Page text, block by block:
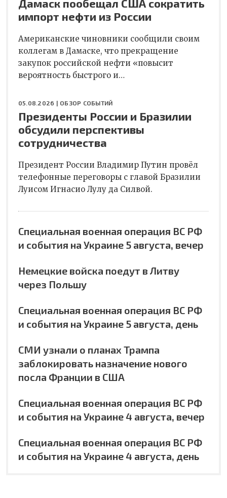
Дамаск пообещал США сократить
импорт нефти из России
Американские чиновники сообщили своим
коллегам в Дамаске, что прекращение
закупок российской нефти «повысит
вероятность быстрого и…
05.08.2026 | ОБЗОР СОБЫТИЙ
Президенты России и Бразилии
обсудили перспективы
сотрудничества
Президент России Владимир Путин провёл
телефонные переговоры с главой Бразилии
Луисом Игнасио Лулу да Силвой.
Специальная военная операция ВС РФ
и события на Украине 5 августа, вечер
Немецкие войска поедут в Литву
через Польшу
Специальная военная операция ВС РФ
и события на Украине 5 августа, день
СМИ узнали о планах Трампа
заблокировать назначение нового
посла Франции в США
Специальная военная операция ВС РФ
и события на Украине 4 августа, вечер
Специальная военная операция ВС РФ
и события на Украине 4 августа, день